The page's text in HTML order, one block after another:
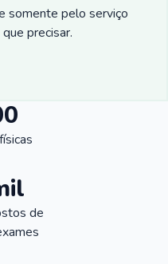
somente pelo serviço
precisar.
de